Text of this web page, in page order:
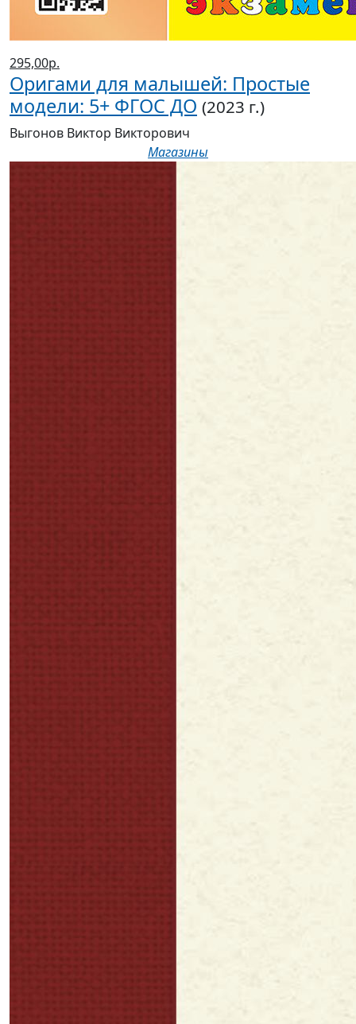
295,00р.
Оригами для малышей: Простые
модели: 5+ ФГОС ДО (2023 г.)
Выгонов Виктор Викторович
Магазины